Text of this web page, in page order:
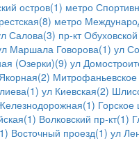
остров(1) метро
метро
Салова(3) пр-кт
Маршала Говорова(1) ул
(Озерки)(9) ул
ул Киевская(2)
Волковский пр-кт(1)
Восточный проезд(1) ул